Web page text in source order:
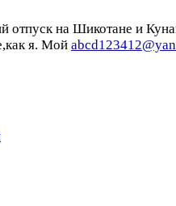
отпуск на Шикотане и
я. Мой